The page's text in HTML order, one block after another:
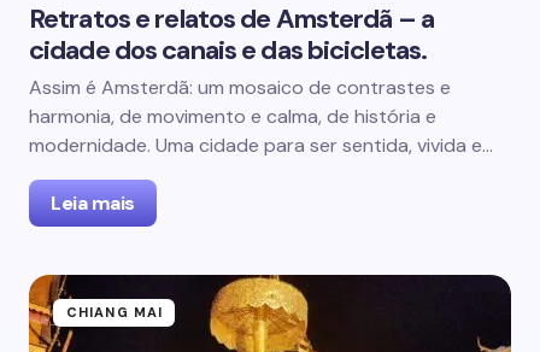
Retratos e relatos de Amsterdã – a
cidade dos canais e das bicicletas.
Assim é Amsterdã: um mosaico de contrastes e
harmonia, de movimento e calma, de história e
modernidade. Uma cidade para ser sentida, vivida e…
Leia mais
CHIANG MAI